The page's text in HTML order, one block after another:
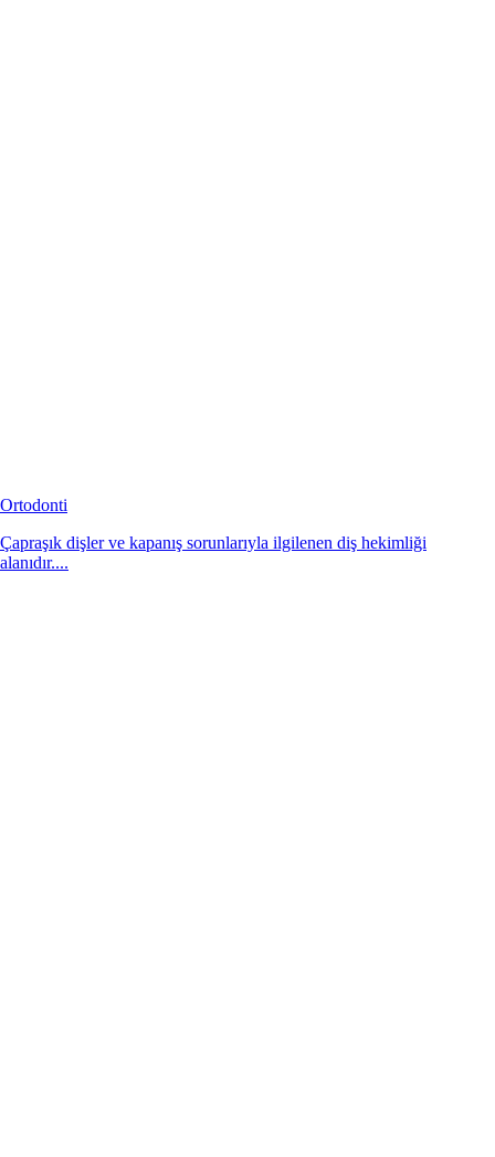
Ortodonti
Çapraşık dişler ve kapanış sorunlarıyla ilgilenen diş hekimliği
alanıdır....